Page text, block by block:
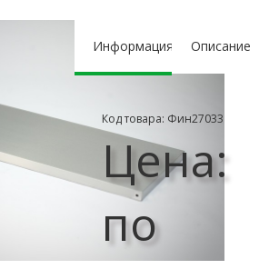
Информация Описание
Код товара: Фин27033
Цена:
по